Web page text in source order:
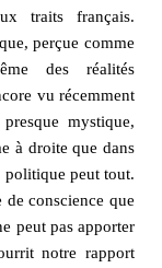
traits français.
perçue comme
des réalités
vu récemment
mystique,
à droite que dans
politique peut tout.
conscience que
peut pas apporter
notre rapport